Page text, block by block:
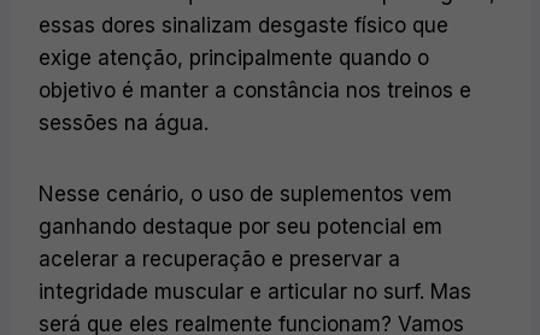
essas dores sinalizam desgaste físico que
exige atenção, principalmente quando o
objetivo é manter a constância nos treinos e
sessões na água.
Nesse cenário, o uso de suplementos vem
ganhando destaque por seu potencial em
acelerar a recuperação e preservar a
integridade muscular e articular no surf. Mas
será que eles realmente funcionam? Vamos